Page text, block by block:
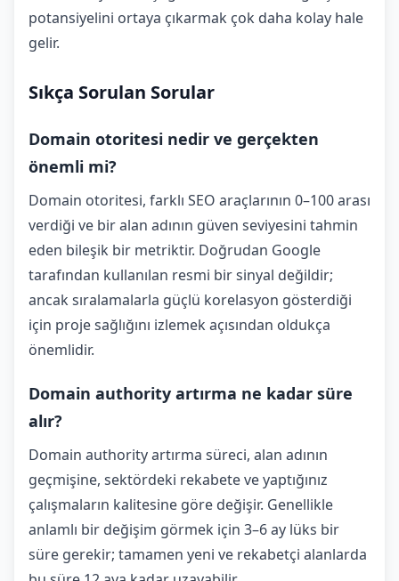
potansiyelini ortaya çıkarmak çok daha kolay hale
gelir.
Sıkça Sorulan Sorular
Domain otoritesi nedir ve gerçekten
önemli mi?
Domain otoritesi, farklı SEO araçlarının 0–100 arası
verdiği ve bir alan adının güven seviyesini tahmin
eden bileşik bir metriktir. Doğrudan Google
tarafından kullanılan resmi bir sinyal değildir;
ancak sıralamalarla güçlü korelasyon gösterdiği
için proje sağlığını izlemek açısından oldukça
önemlidir.
Domain authority artırma ne kadar süre
alır?
Domain authority artırma süreci, alan adının
geçmişine, sektördeki rekabete ve yaptığınız
çalışmaların kalitesine göre değişir. Genellikle
anlamlı bir değişim görmek için 3–6 ay lüks bir
süre gerekir; tamamen yeni ve rekabetçi alanlarda